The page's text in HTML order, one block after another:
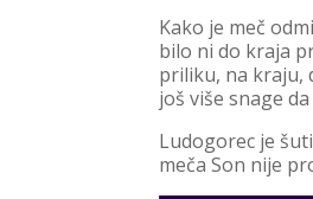
Kako je meč
bilo ni do kraja
priliku, na kraju,
još više snage
Ludogorec je
meča Son nije